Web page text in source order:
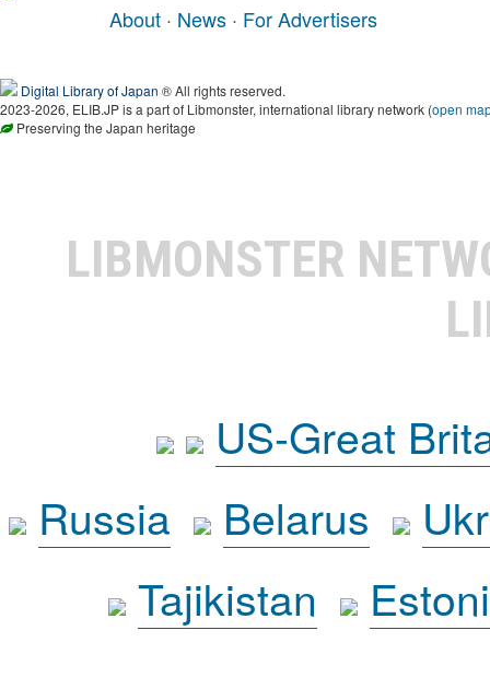
About · News · For Advertisers
Digital Library of Japan ® All rights reserved.
2023-2026, ELIB.JP is a part of Libmonster, international library network (open
Preserving the Japan heritage
LIBMONSTER
US-Great
Russia
Belarus
Tajikistan